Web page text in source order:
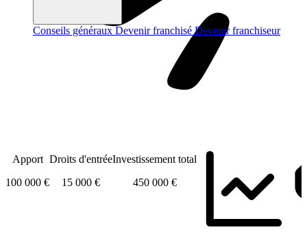
Conseils généraux Devenir franchisé Devenir franchiseur
Apport
100 000 €
Droits d'entrée
15 000 €
Investissement total
450 000 €